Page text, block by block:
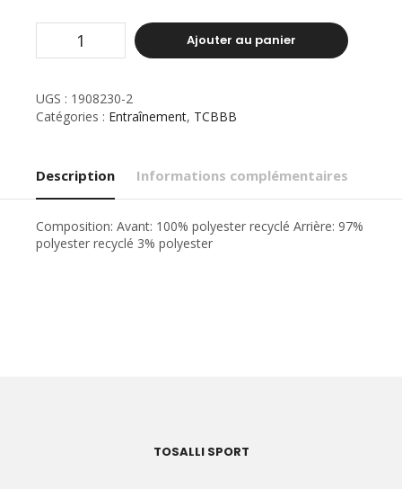
Ajouter au panier
UGS : 1908230-2
Catégories : Entraînement, TCBBB
Description Informations complémentaires
Composition: Avant: 100% polyester recyclé Arrière: 97%
polyester recyclé 3% polyester
TOSALLI SPORT